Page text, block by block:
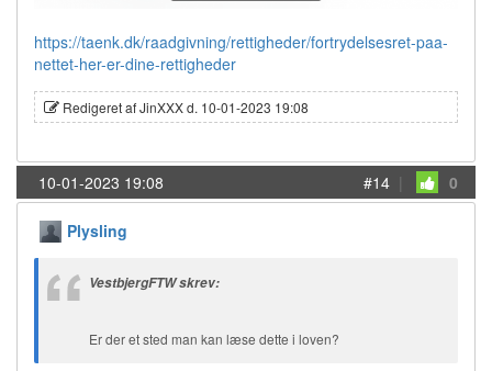
https://taenk.dk/raadgivning/rettigheder/fortrydelsesret-paa-
nettet-her-er-dine-rettigheder
Redigeret af JinXXX d. 10-01-2023 19:08
10-01-2023 19:08 #14 | 0
Plysling
VestbjergFTW skrev:
Er der et sted man kan læse dette i loven?